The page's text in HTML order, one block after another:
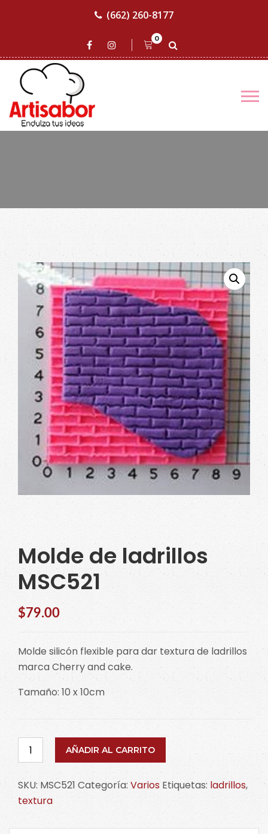
(662) 260-8177
0
Molde de ladrillos
MSC521
$79.00
Molde silicón flexible para dar textura de ladrillos
marca Cherry and cake.
Tamaño: 10 x 10cm
Molde
de
ladrillos
MSC521
cantidad
AÑADIR AL CARRITO
SKU: MSC521 Categoría:Varios Etiquetas: ladrillos,
textura